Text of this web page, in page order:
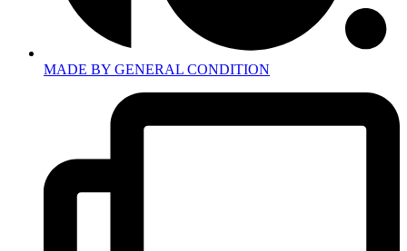
MADE BY GENERAL CONDITION